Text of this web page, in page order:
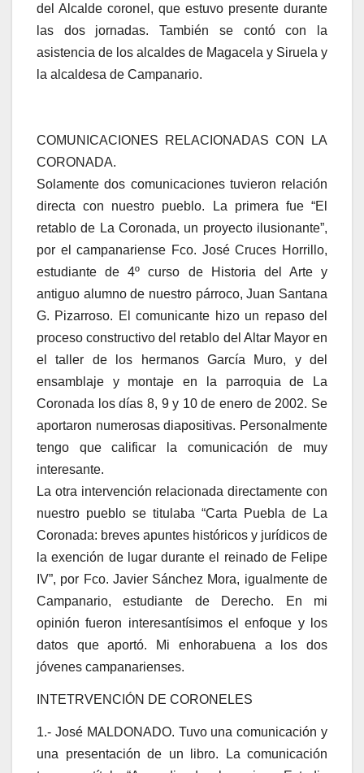
del Alcalde coronel, que estuvo presente durante
las dos jornadas. También se contó con la
asistencia de los alcaldes de Magacela y Siruela y
la alcaldesa de Campanario.
COMUNICACIONES RELACIONADAS CON LA
CORONADA.
Solamente dos comunicaciones tuvieron relación
directa con nuestro pueblo. La primera fue “El
retablo de La Coronada, un proyecto ilusionante”,
por el campanariense Fco. José Cruces Horrillo,
estudiante de 4º curso de Historia del Arte y
antiguo alumno de nuestro párroco, Juan Santana
G. Pizarroso. El comunicante hizo un repaso del
proceso constructivo del retablo del Altar Mayor en
el taller de los hermanos García Muro, y del
ensamblaje y montaje en la parroquia de La
Coronada los días 8, 9 y 10 de enero de 2002. Se
aportaron numerosas diapositivas. Personalmente
tengo que calificar la comunicación de muy
interesante.
La otra intervención relacionada directamente con
nuestro pueblo se titulaba “Carta Puebla de La
Coronada: breves apuntes históricos y jurídicos de
la exención de lugar durante el reinado de Felipe
IV”, por Fco. Javier Sánchez Mora, igualmente de
Campanario, estudiante de Derecho. En mi
opinión fueron interesantísimos el enfoque y los
datos que aportó. Mi enhorabuena a los dos
jóvenes campanarienses.
INTETRVENCIÓN DE CORONELES
1.- José MALDONADO. Tuvo una comunicación y
una presentación de un libro. La comunicación